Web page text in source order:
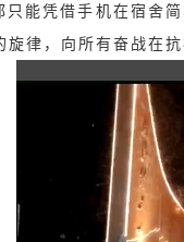
能凭借手机在宿舍
律，向所有奋战在